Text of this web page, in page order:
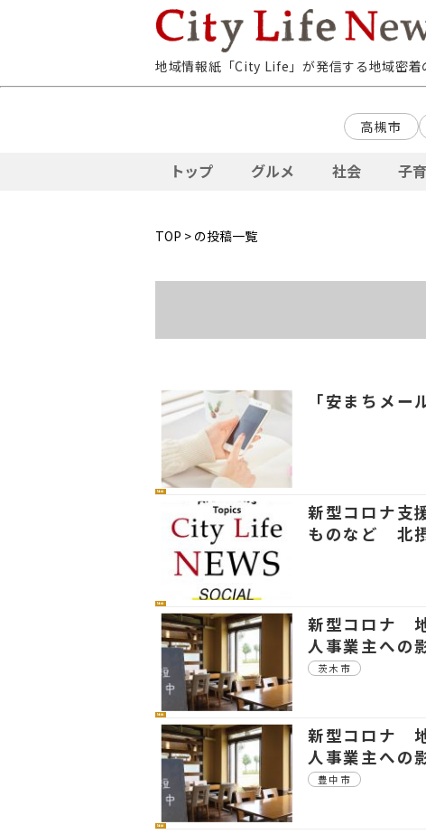
地域情報紙「City Life」が発信する地域密着
高槻市
トップ グルメ 社会 子
TOP > の投稿一覧
社会
「安まちメー
社会
新型コロナ支
ものなど 北
社会
新型コロナ
人事業主へ
茨木市
社会
新型コロナ
人事業主へ
豊中市